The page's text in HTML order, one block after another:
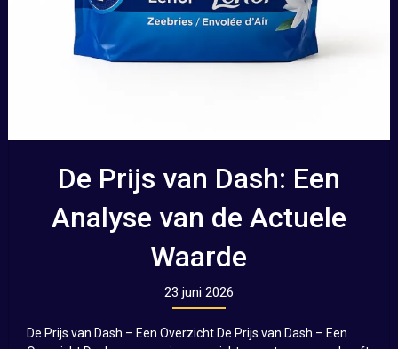
De Prijs van Dash: Een
Analyse van de Actuele
Waarde
23 juni 2026
De Prijs van Dash – Een Overzicht De Prijs van Dash – Een